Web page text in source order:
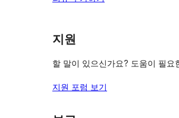
지원
할 말이 있으신가요? 도움이 필요
지원 포럼 보기